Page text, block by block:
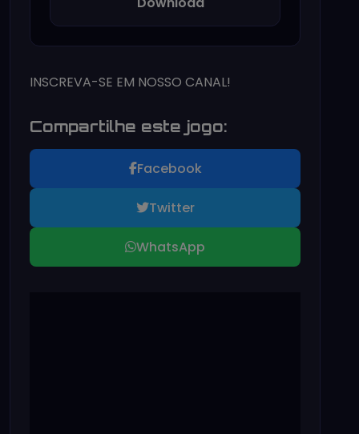
INSCREVA-SE EM NOSSO CANAL!
Compartilhe este jogo:
Facebook
Twitter
WhatsApp